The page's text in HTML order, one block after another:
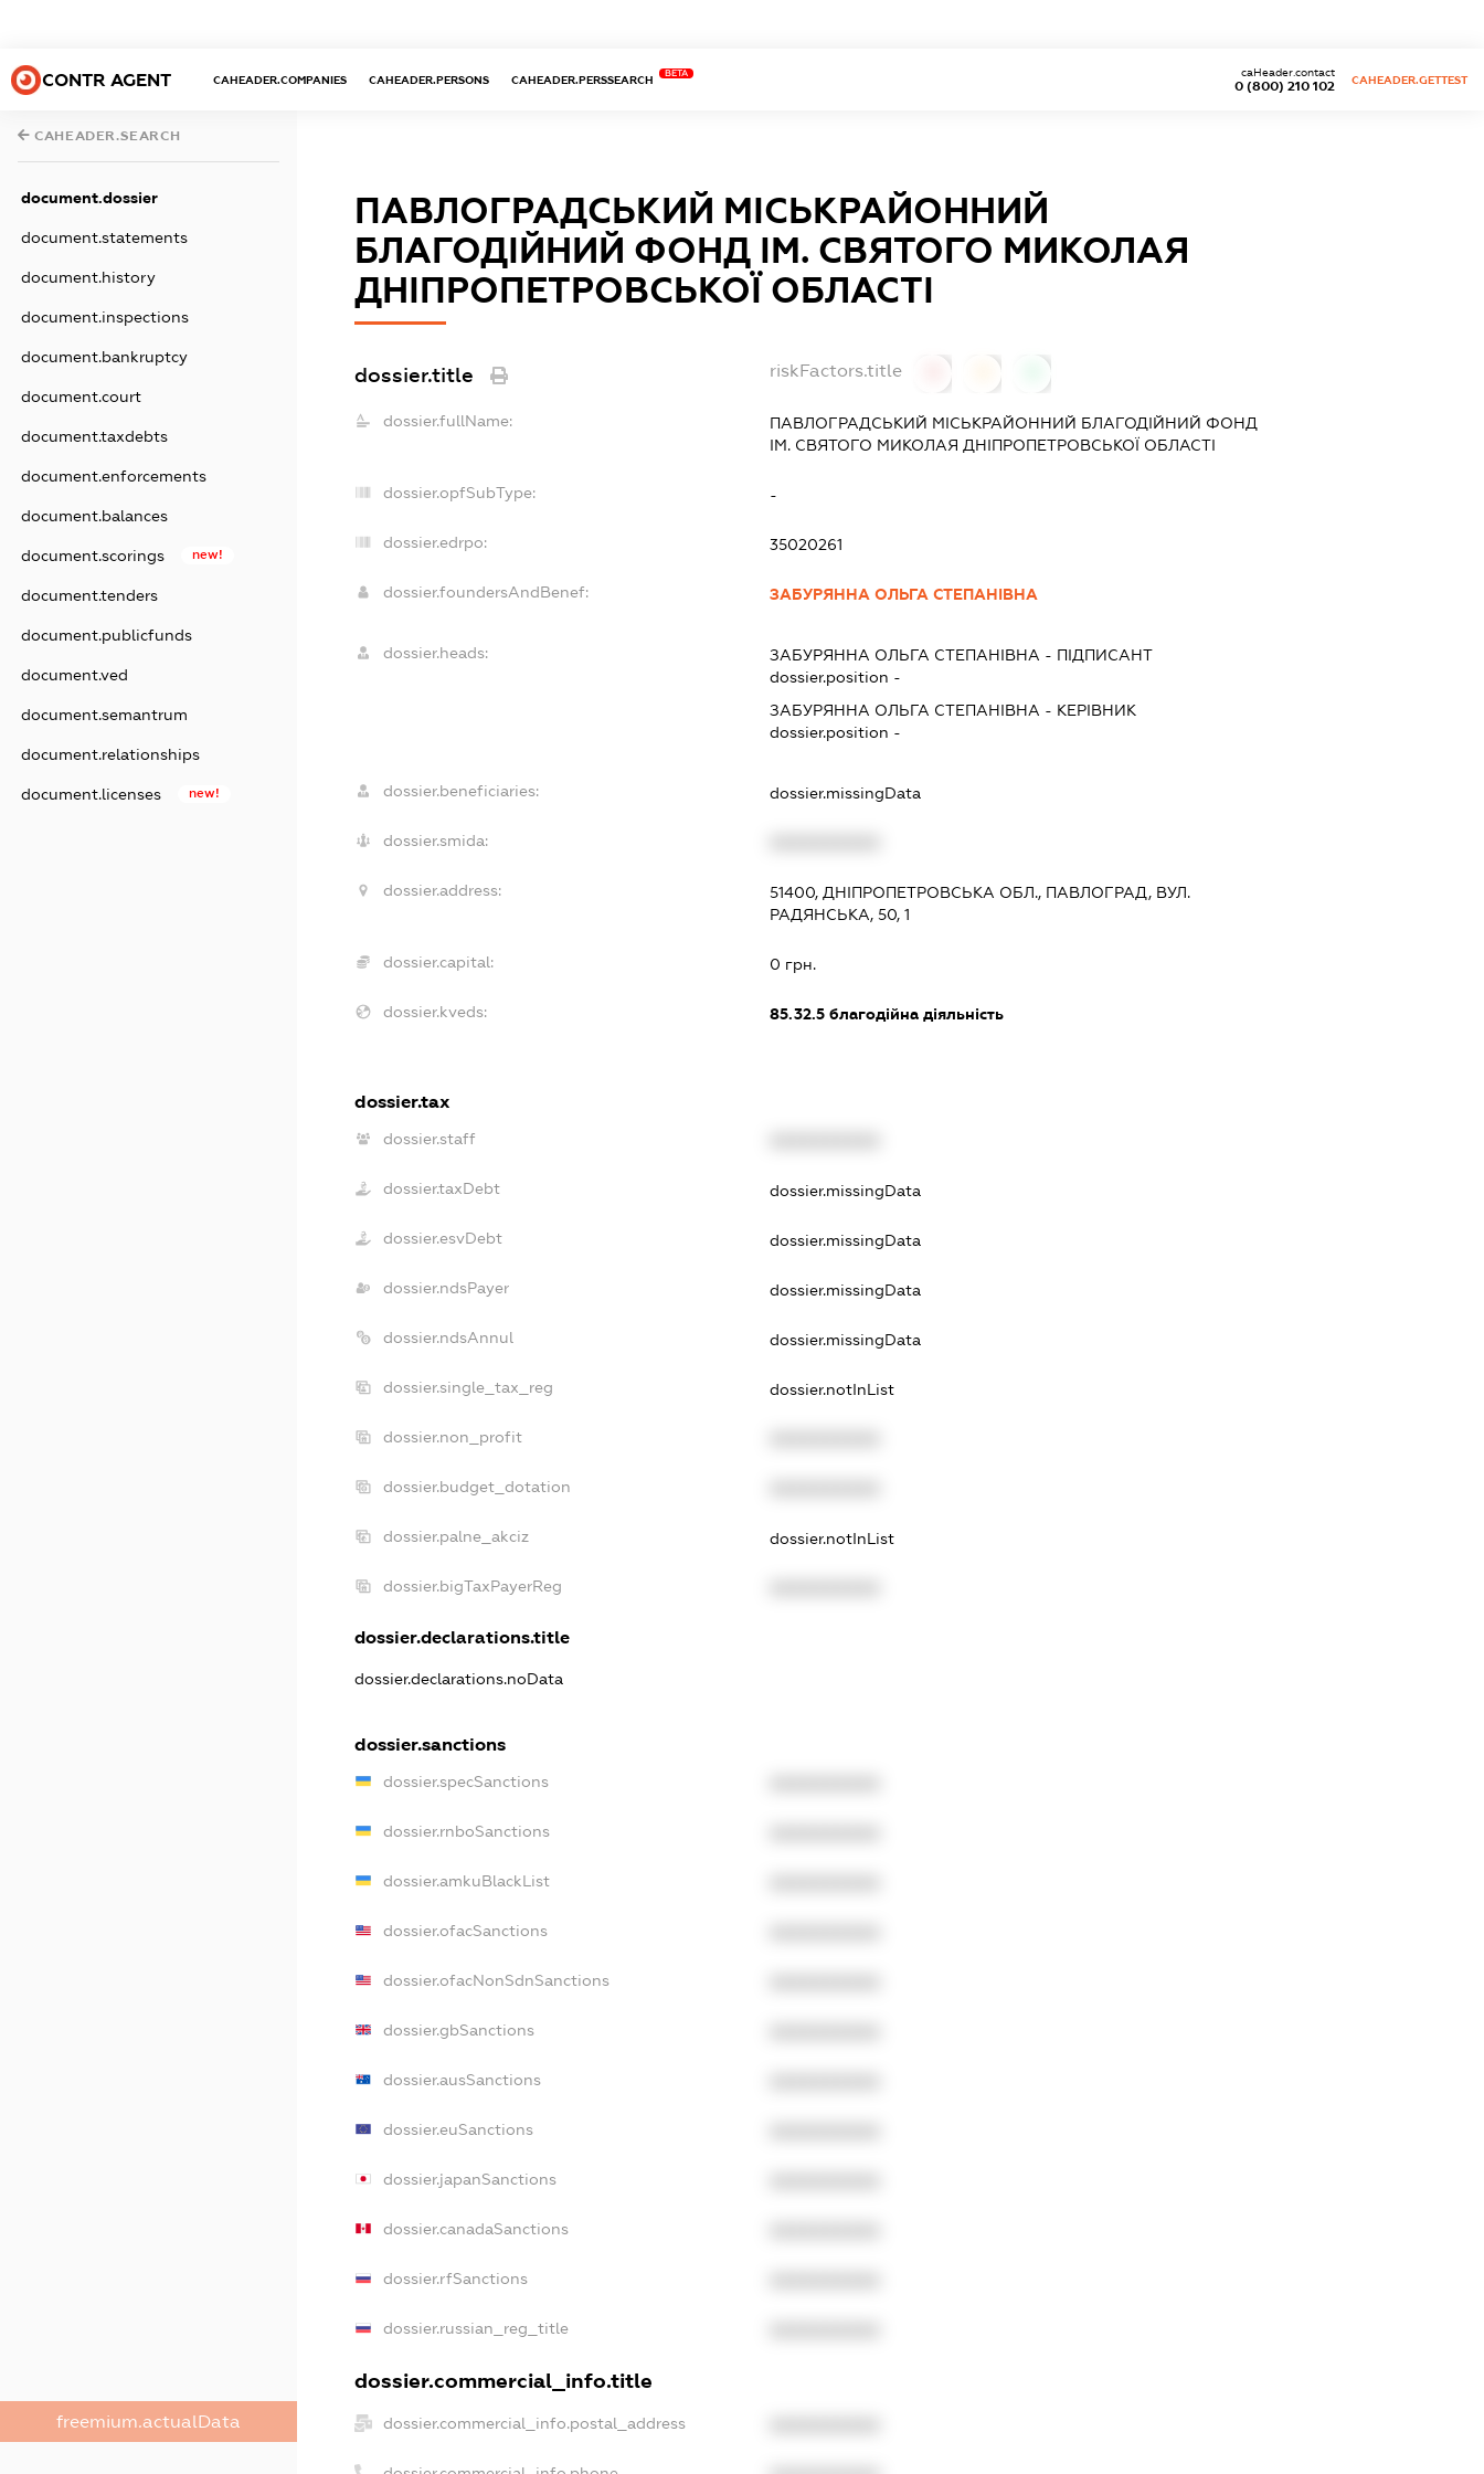
CONTR AGENT CAHEADER.COMPANIES CAHEADER.PERSONS CAHEADER.PERSSEARCH
BETA
0 (800) 210 102
caHeader.contact
CAHEADER.GETTEST
CAHEADER.SEARCH
document.dossier
document.statements
document.history
document.inspections
document.bankruptcy
document.court
document.taxdebts
document.enforcements
document.balances
document.scorings new!
document.tenders
document.publicfunds
document.ved
document.semantrum
document.relationships
document.licenses new!
freemium.actualData
ПАВЛОГРАДСЬКИЙ МІСЬКРАЙОННИЙ
БЛАГОДІЙНИЙ ФОНД ІМ. СВЯТОГО МИКОЛАЯ
ДНІПРОПЕТРОВСЬКОЇ ОБЛАСТІ
dossier.title riskFactors.title
dossier.fullName:
ПАВЛОГРАДСЬКИЙ МІСЬКРАЙОННИЙ БЛАГОДІЙНИЙ ФОНД
ІМ. СВЯТОГО МИКОЛАЯ ДНІПРОПЕТРОВСЬКОЇ ОБЛАСТІ
dossier.opfSubType: -
dossier.edrpo: 35020261
dossier.foundersAndBenef: ЗАБУРЯННА ОЛЬГА СТЕПАНІВНА
dossier.heads: ЗАБУРЯННА ОЛЬГА СТЕПАНІВНА - ПІДПИСАНТ
dossier.position -
ЗАБУРЯННА ОЛЬГА СТЕПАНІВНА - КЕРІВНИК
dossier.position -
dossier.beneficiaries: dossier.missingData
dossier.smida:
dossier.address:
51400, ДНІПРОПЕТРОВСЬКА ОБЛ., ПАВЛОГРАД, ВУЛ.
РАДЯНСЬКА, 50, 1
dossier.capital: 0 грн.
dossier.kveds: 85.32.5 благодійна діяльність
dossier.tax
dossier.staff
dossier.taxDebt dossier.missingData
dossier.esvDebt dossier.missingData
dossier.ndsPayer dossier.missingData
dossier.ndsAnnul dossier.missingData
dossier.single_tax_reg dossier.notInList
dossier.non_profit
dossier.budget_dotation
dossier.palne_akciz dossier.notInList
dossier.bigTaxPayerReg
dossier.declarations.title
dossier.declarations.noData
dossier.sanctions
dossier.specSanctions
dossier.rnboSanctions
dossier.amkuBlackList
dossier.ofacSanctions
dossier.ofacNonSdnSanctions
dossier.gbSanctions
dossier.ausSanctions
dossier.euSanctions
dossier.japanSanctions
dossier.canadaSanctions
dossier.rfSanctions
dossier.russian_reg_title
dossier.commercial_info.title
dossier.commercial_info.postal_address